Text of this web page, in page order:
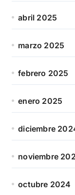
abril 2025
marzo 2025
febrero 2025
enero 2025
diciembre
noviembre
octubre 2024